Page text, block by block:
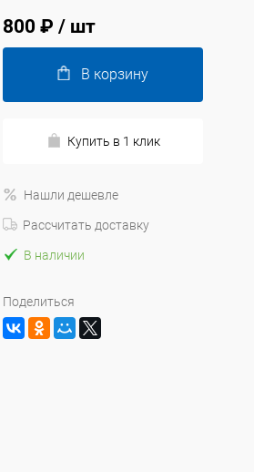
800 ₽ / шт
В корзину
Купить в 1 клик
Нашли дешевле
Рассчитать доставку
В наличии
Поделиться